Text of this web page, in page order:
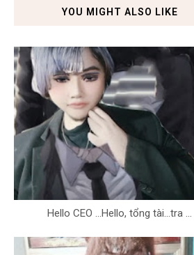
YOU MIGHT ALSO LIKE
Hello CEO ...Hello, tổng tài...tra ...